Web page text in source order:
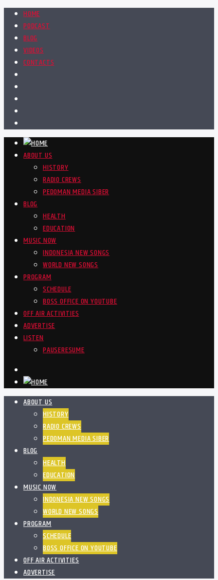
HOME
PODCAST
BLOG
VIDEOS
CONTACTS
ABOUT US
HISTORY
RADIO CREWS
PEDOMAN MEDIA SIBER
BLOG
HEALTH
EDUCATION
MUSIC NOW
INDONESIA NEW SONGS
WORLD NEW SONGS
PROGRAM
SCHEDULE
BOSS OFFICE ON YOUTUBE
OFF AIR ACTIVITIES
ADVERTISE
LISTEN
PAUSERESUME
ABOUT US
HISTORY
RADIO CREWS
PEDOMAN MEDIA SIBER
BLOG
HEALTH
EDUCATION
MUSIC NOW
INDONESIA NEW SONGS
WORLD NEW SONGS
PROGRAM
SCHEDULE
BOSS OFFICE ON YOUTUBE
OFF AIR ACTIVITIES
ADVERTISE